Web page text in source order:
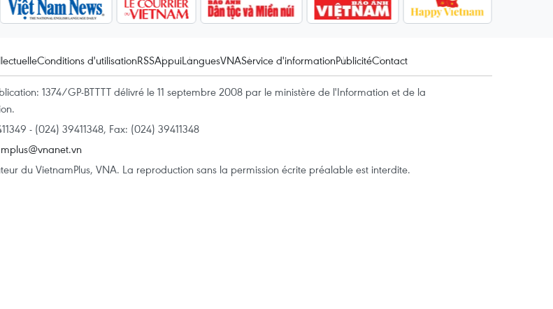
Conditions d'utilisationRSSAppuiLanguesVNAService d'informationPublicitéContact
1374/GP-BTTTT délivré le 11 septembre 2008 par le ministère de l'Information et de la
- (024) 39411348, Fax: (024) 39411348
du VietnamPlus, VNA. La reproduction sans la permission écrite préalable est interdite.